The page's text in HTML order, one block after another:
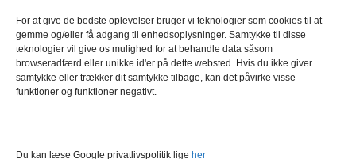
For at give de bedste oplevelser bruger vi teknologier som cookies til at
gemme og/eller få adgang til enhedsoplysninger. Samtykke til disse
teknologier vil give os mulighed for at behandle data såsom
browseradfærd eller unikke id'er på dette websted. Hvis du ikke giver
samtykke eller trækker dit samtykke tilbage, kan det påvirke visse
funktioner og funktioner negativt.
Du kan læse Google privatlivspolitik lige her
Kundeservice
FAQ – Ofte stillede spørgsmål
Om Bagetid.dk
Se Fødevarestyrelsens smiley-rapporter